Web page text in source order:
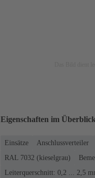
Eigenschaften im Überblick
Einsätze Anschlussverteiler
RAL 7032 (kieselgrau)
Leiterquerschnitt: 0,2 ... 2,5